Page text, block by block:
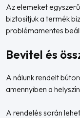
Az elemeket
biztosítjuk a termék
problémamentes
Bevitel és
A nálunk rendelt
amennyiben a
A rendelés során